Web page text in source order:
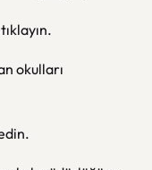
okulları